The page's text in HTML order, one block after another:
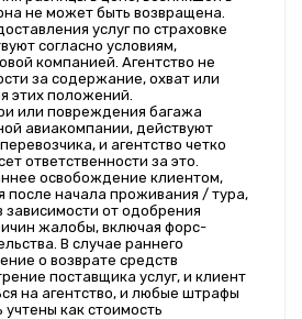
не может быть возвращена.
услуг по страховке
согласно условиям,
компанией. Агентство не
за содержание, охват или
этих положений.
или повреждения багажа
авиакомпании, действуют
и агентство четко
ответственности за это.
освобождение клиентом,
после начала проживания / тура,
зависимости от одобрения
жалобы, включая форс-
В случае раннего
о возврате средств
поставщика услуг, и клиент
на агентство, и любые штрафы
как стоимость